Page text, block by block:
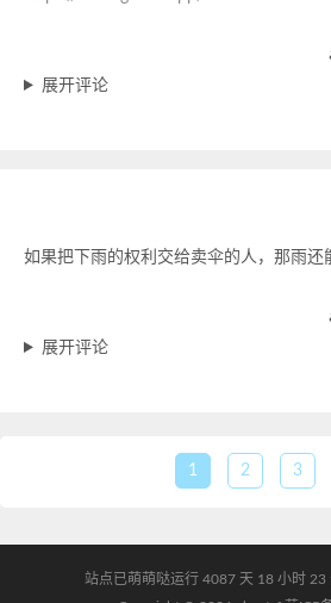
展开评论
如果把下雨的权利交给卖伞的人，那雨还
展开评论
1 2 3
站点已萌萌哒运行 4087 天 18 小时 23